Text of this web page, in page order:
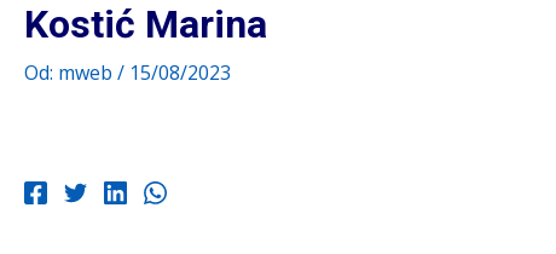
Kostić Marina
Od: mweb / 15/08/2023